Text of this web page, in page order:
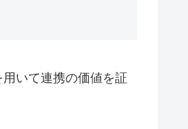
いて連携の価値を証